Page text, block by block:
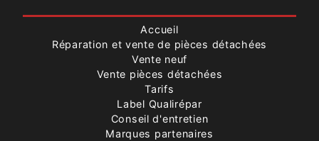
Accueil
Réparation et vente de pièces détachées
Vente neuf
Vente pièces détachées
Tarifs
Label Qualirépar
Conseil d'entretien
Marques partenaires